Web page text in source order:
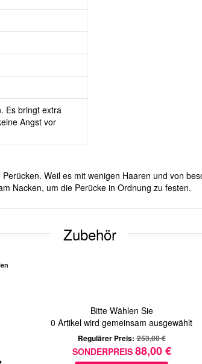
Es bringt extra
Angst vor
Weil es mit wenigen Haaren und von
Nacken, um die Perücke in Ordnung zu festen.
Zubehör
Bitte Wählen Sie
0 Artikel wird gemeinsam ausgewählt
Regulärer Preis: 253,00 €
SONDERPREIS 88,00 €